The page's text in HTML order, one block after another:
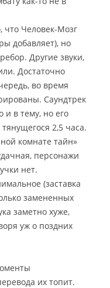
что Человек-Мозг
добавляет), но
Другие звуки,
Достаточно
во время
Саундтрек
и в тему, но его
2,5 часа.
комнате тайн»
персонажи
нет.
(заставка
замененных
заметно хуже,
уж о поздних
их топит.